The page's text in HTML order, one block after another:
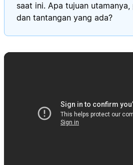
saat ini. Apa tujuan
dan tantangan yang ada?